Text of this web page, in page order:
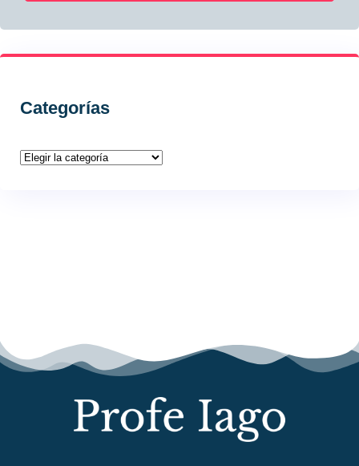
Categorías